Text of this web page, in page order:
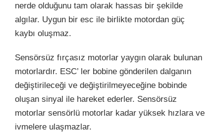
nerde olduğunu tam olarak hassas bir şekilde
algılar. Uygun bir esc ile birlikte motordan güç
kaybı oluşmaz.
Sensörsüz fırçasız motorlar yaygın olarak bulunan
motorlardır. ESC’ ler bobine gönderilen dalganın
değiştirileceği ve değiştirilmeyeceğine bobinde
oluşan sinyal ile hareket ederler. Sensörsüz
motorlar sensörlü motorlar kadar yüksek hızlara ve
ivmelere ulaşmazlar.